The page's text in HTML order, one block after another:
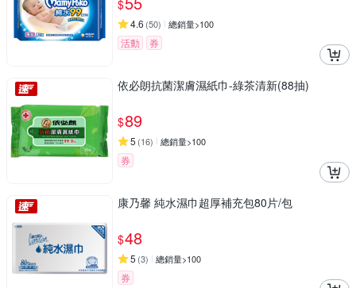
$
4.6 (50) 總銷量>100
活動 券
依必朗抗菌潔膚濕紙巾-綠茶清新(88抽)
$89
5 (16) 總銷量>100
券
康乃馨 純水濕巾超厚補充包80片/包
$48
5 (3) 總銷量>100
券